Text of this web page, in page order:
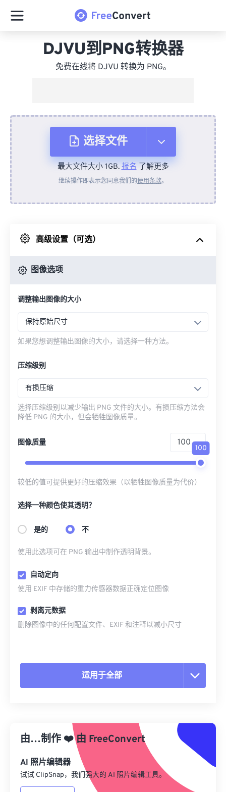
DJVU到PNG转换器
免费在线将 DJVU 转换为 PNG。
选择文件
从设备
来自 Google Drive
最大文件大小 1GB.报名了解更多
继续操作即表示您同意我们的使用条款。
高级设置（可选）
图像选项
调整输出图像的大小
保持原始尺寸
如果您想调整输出图像的大小，请选择一种方法。
压缩级别
有损压缩
选择压缩级别以减少输出 PNG 文件的大小。有损压缩方法会
降低 PNG 的大小，但会牺牲图像质量。
图像质量
100
较低的值可提供更好的压缩效果（以牺牲图像质量为代价）
选择一种颜色使其透明？
是的 不
使用此选项可在 PNG 输出中制作透明背景。
自动定向
使用 EXIF 中存储的重力传感器数据正确定位图像
剥离元数据
删除图像中的任何配置文件、EXIF 和注释以减小尺寸
适用于全部
从预设应用
另存为预设
由…制作 ❤️由 FreeConvert
AI 照片编辑器
试试 ClipSnap，我们强大的 AI 照片编辑工具。